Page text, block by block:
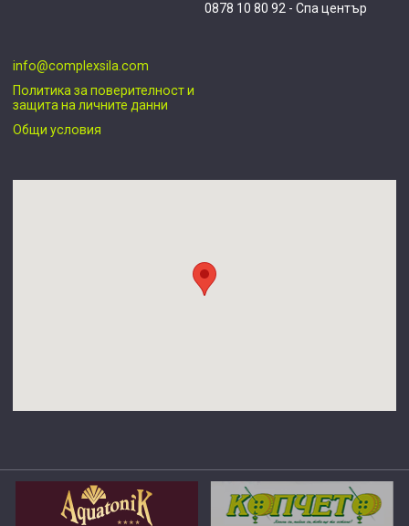
0878 10 80 92 - Спа център
info@complexsila.com
Политика за поверителност и
защита на личните данни
Общи условия